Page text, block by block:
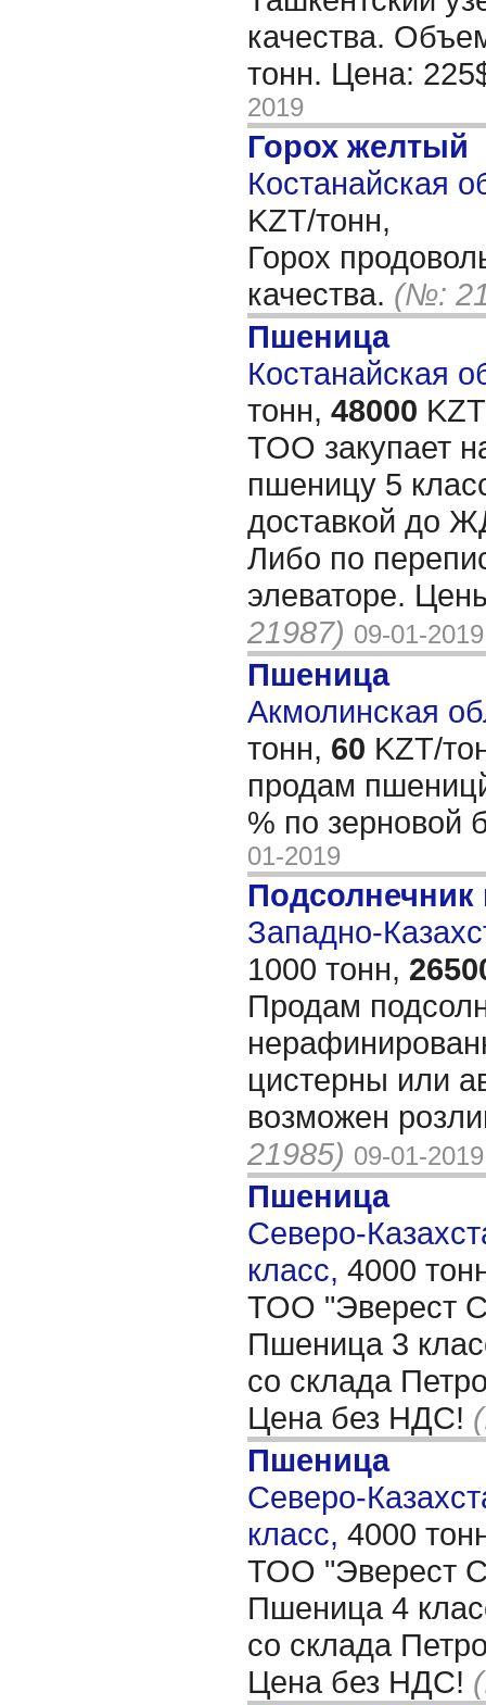
качества.
тонн. Цена:
2019
Горох желтый
Костанайская
KZT/тонн,
Горох
качества. (№:
Пшеница
Костанайская
тонн, 48000
ТОО закупает
пшеницу 5
доставкой до
Либо по
элеваторе.
21987) 09-01-2019
Пшеница
Акмолинская
тонн, 60 KZT/
продам
% по
01-2019
Западно-
1000 тонн,
Продам
цистерны или
возможен
21985) 09-01-2019
Пшеница
Северо-
класс, 4000
ТОО "Эверест
Пшеница 3
со склада
Цена без НДС!
Пшеница
Северо-
класс, 4000
ТОО "Эверест
Пшеница 4
со склада
Цена без НДС!